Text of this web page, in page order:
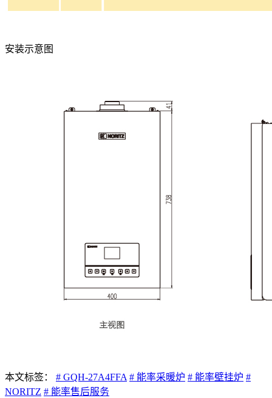
安装示意图
本文标签： # GQH-27A4FFA # 能率采暖炉 # 能率壁挂炉 #
NORITZ # 能率售后服务